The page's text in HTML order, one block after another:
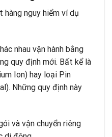
hàng nguy hiểm ví dụ
nhau vận hành bằng
quy định mới. Bất kể là
Ion) hay loại Pin
Những quy định này
và vận chuyển riêng